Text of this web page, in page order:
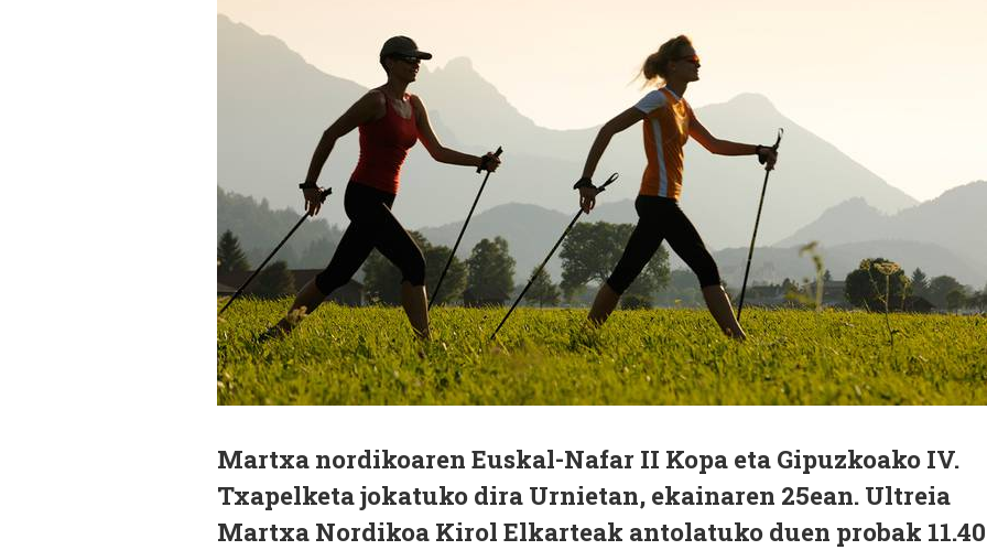
Martxa nordikoaren Euskal-Nafar II Kopa eta Gipuzkoako IV.
Txapelketa jokatuko dira Urnietan, ekainaren 25ean. Ultreia
Martxa Nordikoa Kirol Elkarteak antolatuko duen probak